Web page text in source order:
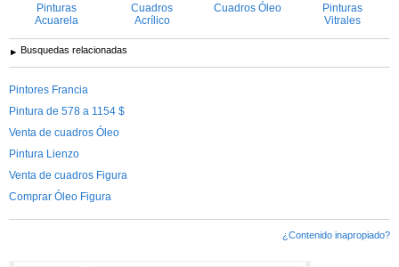
Pinturas
Acuarela
Cuadros
Acrílico
Cuadros Óleo
Pinturas
Vitrales
Busquedas relacionadas
Pintores Francia
Pintura de 578 a 1154 $
Venta de cuadros Óleo
Pintura Lienzo
Venta de cuadros Figura
Comprar Óleo Figura
¿Contenido inapropiado?